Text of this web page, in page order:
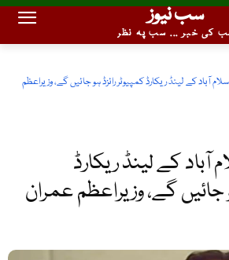
سب نیوز
کی خبر ... سب پہ نظر
آباد کے لینڈ ریکارڈ کمپیوٹر رائزڈ ہو جائیں گے، وزیراعظم
کے لینڈ ریکارڈ
جائیں گے، وزیراعظم عمران